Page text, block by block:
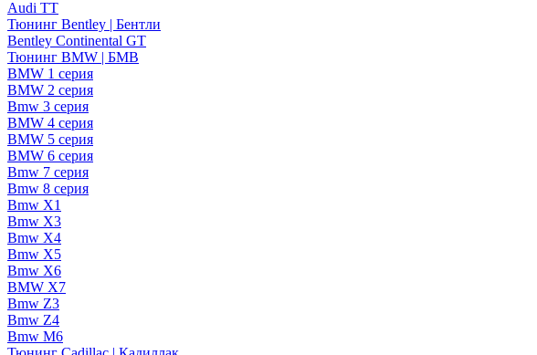
Audi TT
Тюнинг Bentley | Бентли
Bentley Continental GT
Тюнинг BMW | БМВ
BMW 1 серия
BMW 2 серия
Bmw 3 серия
BMW 4 серия
BMW 5 серия
BMW 6 серия
Bmw 7 серия
Bmw 8 серия
Bmw X1
Bmw X3
Bmw X4
Bmw X5
Bmw X6
BMW X7
Bmw Z3
Bmw Z4
Bmw М6